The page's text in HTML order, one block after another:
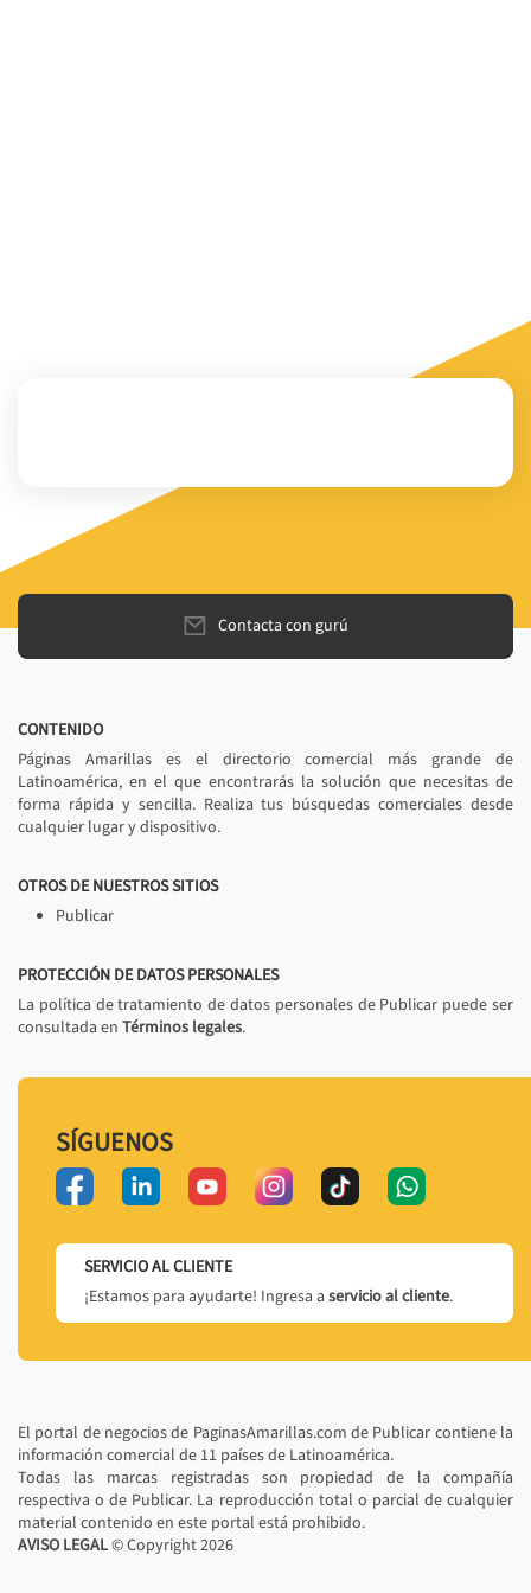
Contacta con gurú
CONTENIDO
Páginas Amarillas es el directorio comercial más grande de
Latinoamérica, en el que encontrarás la solución que necesitas de
forma rápida y sencilla. Realiza tus búsquedas comerciales desde
cualquier lugar y dispositivo.
OTROS DE NUESTROS SITIOS
Publicar
PROTECCIÓN DE DATOS PERSONALES
La política de tratamiento de datos personales de Publicar puede ser
consultada en Términos legales.
SÍGUENOS
SERVICIO AL CLIENTE
¡Estamos para ayudarte! Ingresa a servicio al cliente.
El portal de negocios de PaginasAmarillas.com de Publicar contiene la
información comercial de 11 países de Latinoamérica.
Todas las marcas registradas son propiedad de la compañía
respectiva o de Publicar. La reproducción total o parcial de cualquier
material contenido en este portal está prohibido.
AVISO LEGAL© Copyright2026